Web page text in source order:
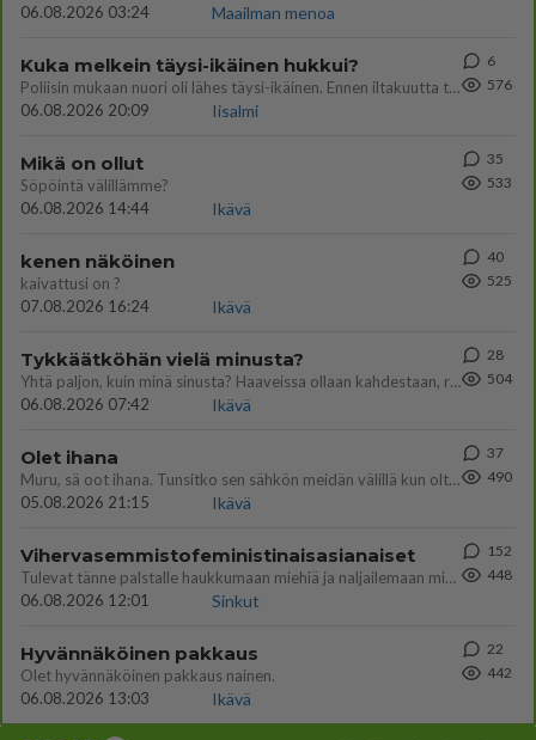
06.08.2026 03:24
Maailman menoa
Kuka melkein täysi-ikäinen hukkui?
Poliisin mukaan nuori oli lähes täysi-ikäinen. Ennen iltakuutta tulleen ilmoituksen mukaan ihminen oli joutunut mahdoll
06.08.2026 20:09
Iisalmi
6
576
Mikä on ollut
Söpöintä välillämme?
06.08.2026 14:44
Ikävä
35
533
kenen näköinen
kaivattusi on ?
07.08.2026 16:24
Ikävä
40
525
Tykkäätköhän vielä minusta?
Yhtä paljon, kuin minä sinusta? Haaveissa ollaan kahdestaan, rauhassa ja lähennytään fyysisesti ja tutustutaan syvemmin
06.08.2026 07:42
Ikävä
28
504
Olet ihana
Muru, sä oot ihana. Tunsitko sen sähkön meidän välillä kun oltiin ihan låhekkäin? 👩‍❤️‍👩❤️😼😘
05.08.2026 21:15
Ikävä
37
490
Vihervasemmistofeministinaisasianaiset
Tulevat tänne palstalle haukkumaan miehiä ja naljailemaan miehelle, kehuvat olevansa heitä parempia. Itse asuvat MIEHE
06.08.2026 12:01
Sinkut
152
448
Hyvännäköinen pakkaus
Olet hyvännäköinen pakkaus nainen.
06.08.2026 13:03
Ikävä
22
442